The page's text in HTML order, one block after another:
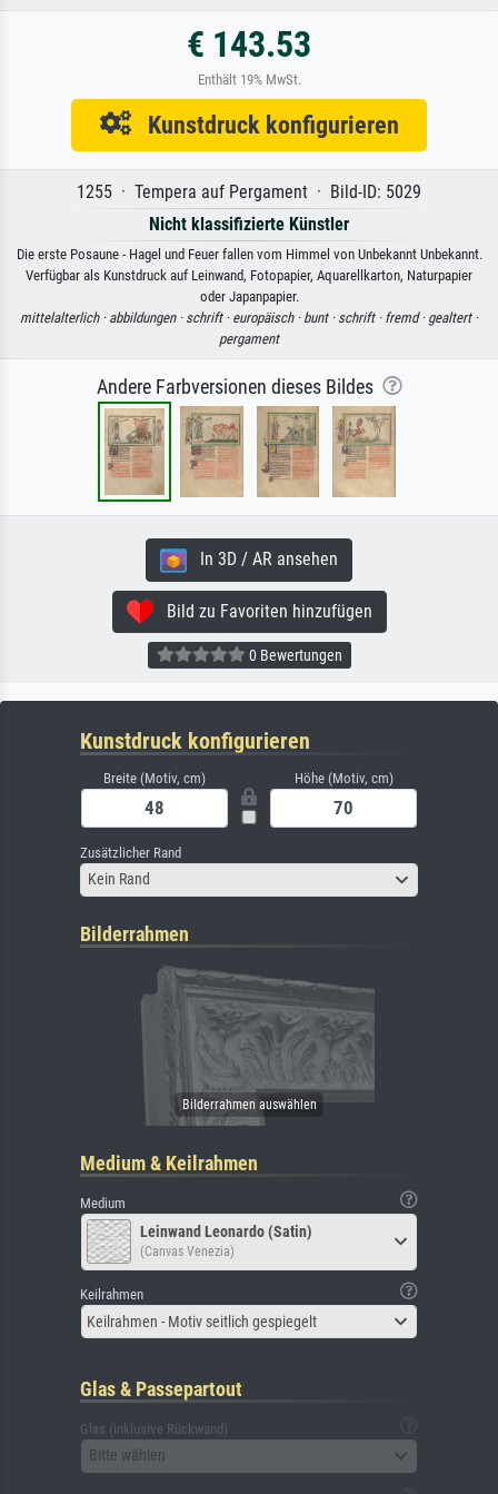
€ 143.53
Enthält 19% MwSt.
Kunstdruck konfigurieren
1255 · Tempera auf Pergament · Bild-ID: 5029
Nicht klassifizierte Künstler
Die erste Posaune - Hagel und Feuer fallen vom Himmel von Unbekannt Unbekannt.
Verfügbar als Kunstdruck auf Leinwand, Fotopapier, Aquarellkarton, Naturpapier
oder Japanpapier.
mittelalterlich · abbildungen · schrift · europäisch · bunt · schrift · fremd · gealtert ·
pergament
Andere Farbversionen dieses Bildes
In 3D / AR ansehen
Bild zu Favoriten hinzufügen
0 Bewertungen
Kunstdruck konfigurieren
Breite (Motiv, cm) Höhe (Motiv, cm)
Zusätzlicher Rand
Kein Rand
Bilderrahmen
Medium & Keilrahmen
Medium
Leinwand Leonardo (Satin)
(Canvas Venezia)
Keilrahmen
Keilrahmen - Motiv seitlich gespiegelt
Glas & Passepartout
Glas (inklusive Rückwand)
Bitte wählen